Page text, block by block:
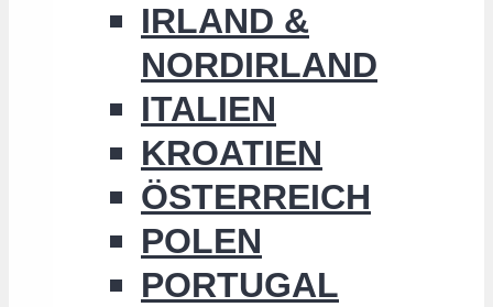
IRLAND &
NORDIRLAND
ITALIEN
KROATIEN
ÖSTERREICH
POLEN
PORTUGAL